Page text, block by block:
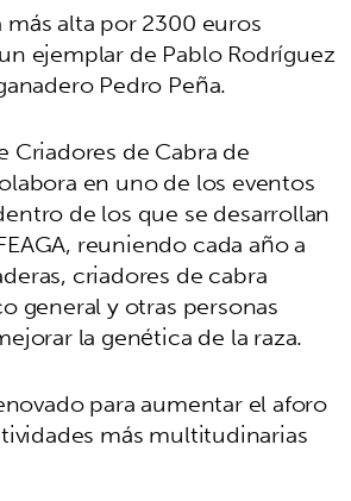
más alta por 2300 euros
ejemplar de Pablo Rodríguez
Pedro Peña.
Criadores de Cabra de
en uno de los eventos
de los que se desarrollan
reuniendo cada año a
criadores de cabra
general y otras personas
la genética de la raza.
para aumentar el aforo
más multitudinarias